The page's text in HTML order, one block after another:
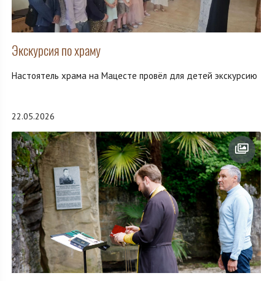
Экскурсия по храму
Настоятель храма на Мацесте провёл для детей экскурсию
22.05.2026